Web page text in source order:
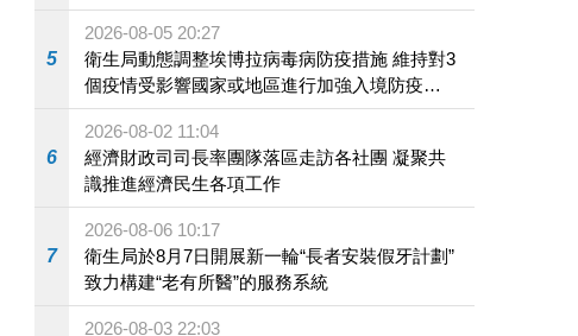
5
2026-08-05 20:27
衛生局動態調整埃博拉病毒病防疫措施 維持對3
個疫情受影響國家或地區進行加強入境防疫措
施
6
2026-08-02 11:04
經濟財政司司長率團隊落區走訪各社團 凝聚共
識推進經濟民生各項工作
7
2026-08-06 10:17
衛生局於8月7日開展新一輪“長者安裝假牙計劃”
致力構建“老有所醫”的服務系統
2026-08-03 22:03